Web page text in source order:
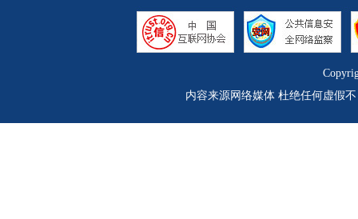
内容来源网络媒体 杜绝任何虚假